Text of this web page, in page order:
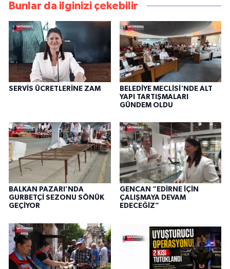
Bunlar da ilginizi çekebilir
SERVİS ÜCRETLERİNE ZAM
BELEDİYE MECLİSİ'NDE ALT
YAPI TARTIŞMALARI
GÜNDEM OLDU
BALKAN PAZARI’NDA
GURBETÇİ SEZONU SÖNÜK
GEÇİYOR
GENCAN “EDİRNE İÇİN
ÇALIŞMAYA DEVAM
EDECEĞİZ”